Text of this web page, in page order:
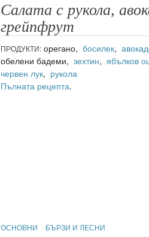
Салата с рукола,
грейпфрут
ПРОДУКТИ: орегано,босилек,
обелени бадеми,зехтин,ябълков
червен лук, рукола
Пълната рецепта.
ОСНОВНИ БЪРЗИ И ЛЕСНИ